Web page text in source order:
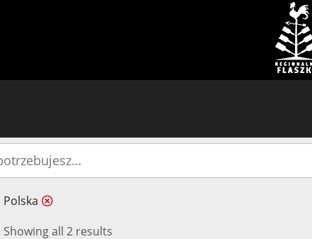
Polska
Showing all 2 results